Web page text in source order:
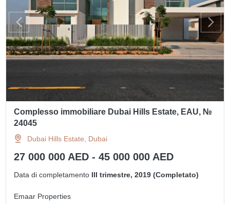
Complesso immobiliare Dubai Hills Estate, EAU, №
24045
Dubai Hills Estate, Dubai
27 000 000 AED - 45 000 000 AED
Data di completamento III trimestre, 2019 (Completato)
Emaar Properties